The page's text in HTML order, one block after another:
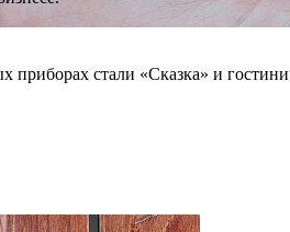
приборах стали «Сказка» и